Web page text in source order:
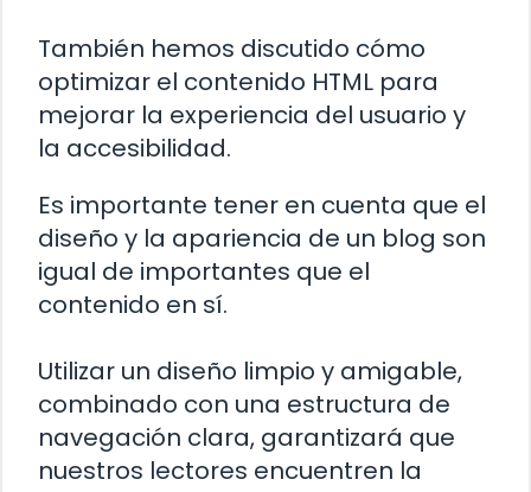
También hemos discutido cómo
optimizar el contenido HTML para
mejorar la experiencia del usuario y
la accesibilidad.
Es importante tener en cuenta que el
diseño y la apariencia de un blog son
igual de importantes que el
contenido en sí.
Utilizar un diseño limpio y amigable,
combinado con una estructura de
navegación clara, garantizará que
nuestros lectores encuentren la